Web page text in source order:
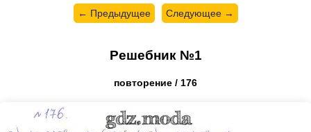
← Предыдущее Следующее →
Решебник №1
повторение / 176